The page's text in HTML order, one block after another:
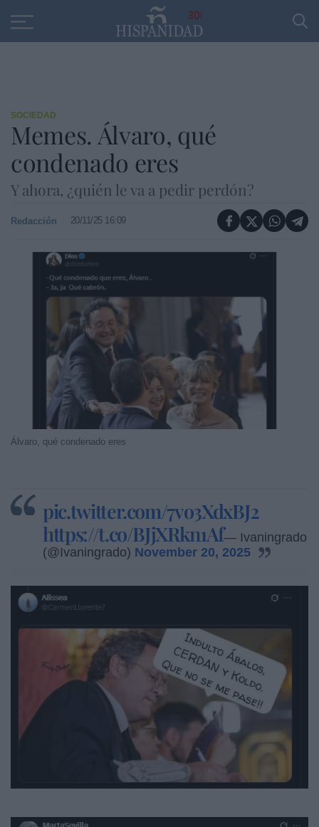
30
SOCIEDAD
Memes. Álvaro, qué
condenado eres
Y ahora, ¿quién le va a pedir perdón?
Redacción 20/11/25 16:09
Álvaro, qué condenado eres
pic.twitter.com/7vo3XdxBJ2
https://t.co/BJjXRkn1Af— Ivaningrado
(@Ivaningrado) November 20, 2025